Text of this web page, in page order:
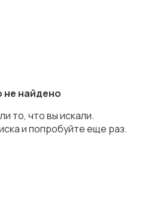
не найдено
то, что вы искали.
и попробуйте еще раз.